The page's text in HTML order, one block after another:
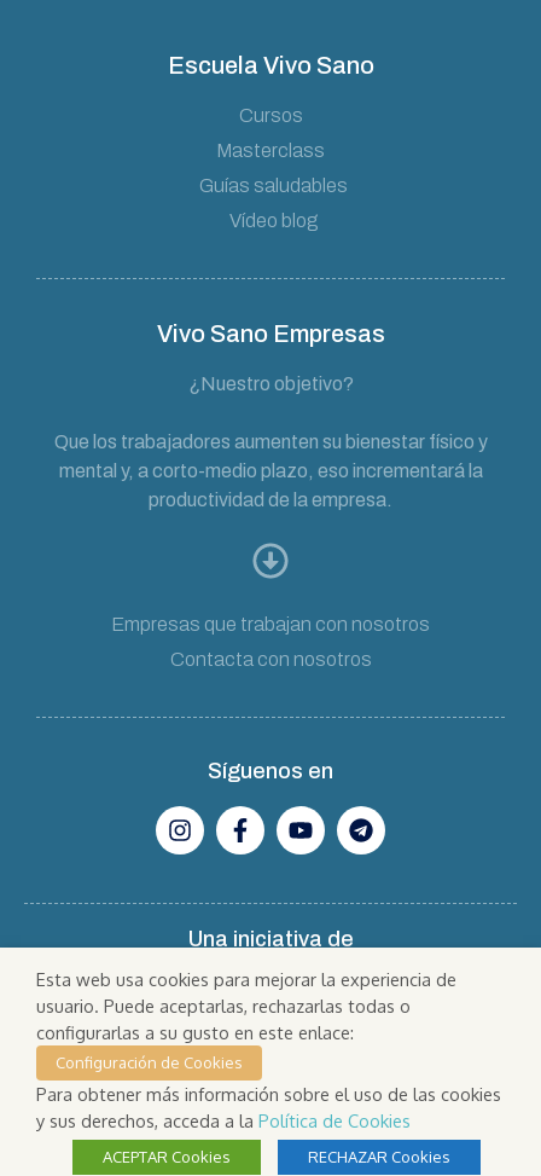
Escuela Vivo Sano
Cursos
Masterclass
Guías saludables
Vídeo blog
Vivo Sano Empresas
¿Nuestro objetivo?
Que los trabajadores aumenten su bienestar físico y
mental y, a corto-medio plazo, eso incrementará la
productividad de la empresa.
Empresas que trabajan con nosotros
Contacta con nosotros
Síguenos en
Una iniciativa de
AVISO LEGAL POLÍTICA DE COOKIES
PRIVACIDAD
CONDICIONES DE CONTRATACIÓN
Esta web usa cookies para mejorar la experiencia de
usuario. Puede aceptarlas, rechazarlas todas o
configurarlas a su gusto en este enlace:
Configuración de Cookies
Para obtener más información sobre el uso de las cookies
y sus derechos, acceda a la Política de Cookies
ACEPTAR Cookies RECHAZAR Cookies